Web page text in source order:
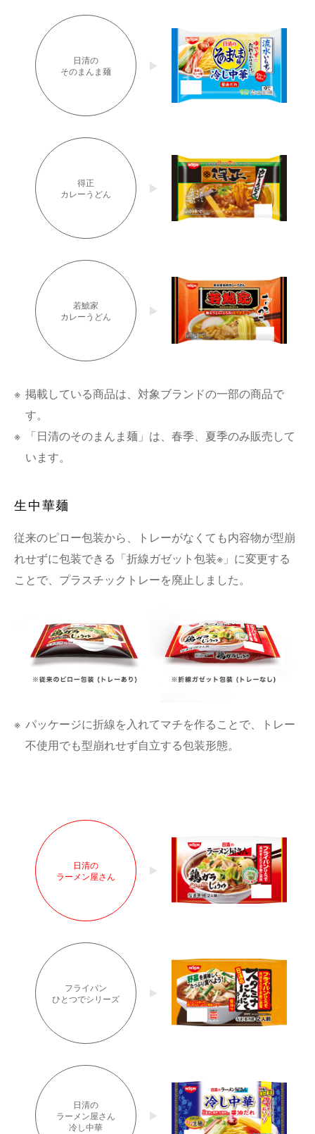
日清の
そのまんま麺
得正
カレーうどん
若鯱家
カレーうどん
※ 掲載している商品は、対象ブランドの一部の商品で
す。
※
「日清のそのまんま麺」は、春季、夏季のみ販売して
います。
生中華麺
従来のピロー包装から、トレーがなくても内容物が型崩
れせずに包装できる「折線ガゼット包装※」に変更する
ことで、プラスチックトレーを廃止しました。
※ パッケージに折線を入れてマチを作ることで、トレー
不使用でも型崩れせず自立する包装形態。
日清の
ラーメン屋さん
フライパン
ひとつでシリーズ
日清の
ラーメン屋さん
冷し中華